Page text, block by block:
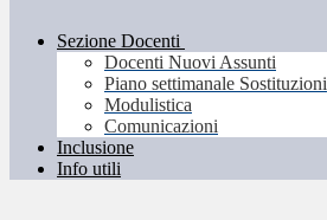
Sezione Docenti
Docenti Nuovi Assunti
Piano settimanale Sostituzioni
Modulistica
Comunicazioni
Inclusione
Info utili